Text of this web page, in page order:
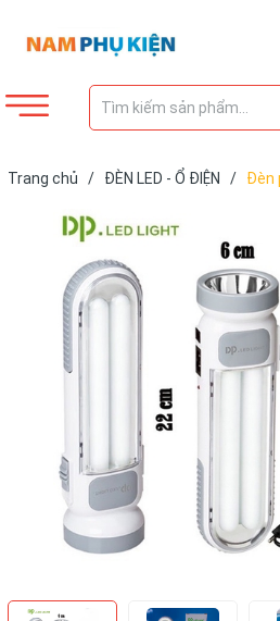
Trang chủ / ĐÈN LED - Ổ ĐIỆN /
Đèn